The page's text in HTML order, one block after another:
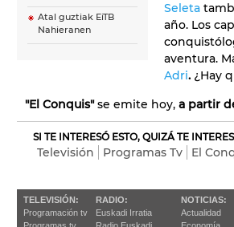
Atal guztiak EiTB
Nahieranen
Seleta
año. Los
aventura.
Adri. ¿Hay
"El Conquis"se emite hoy, a partir
SI TE INTERESÓ ESTO, QUIZÁ TE
Televisión Programas Tv El
TELEVISIÓN:
Programación tv
RADIO:
Euskadi Irratia
NOTICIAS:
Actualidad